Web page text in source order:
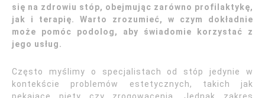
się na zdrowiu stóp, obejmując zarówno profilaktykę,
jak i terapię. Warto zrozumieć, w czym dokładnie
może pomóc podolog, aby świadomie korzystać z
jego usług.
Często myślimy o specjalistach od stóp jedynie w
kontekście problemów estetycznych, takich jak